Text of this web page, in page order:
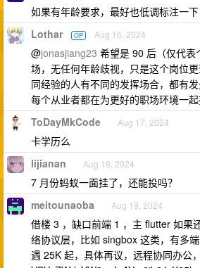
如果有年龄要求，最好也低调标注一下
Lothar OP Aug 16, 2024
@jonasjiang23 希望是 90 后（仅代表
场，无任何年龄歧视，只是这个岗位
同经验的人有不同的发挥场合，都有
每个从业者都在为更好的职场环境一起
ToDayMkCode Aug 17, 2024
卡学历么
lijianan Aug 18, 2024
7 月份蚂蚁一面挂了，还能投吗？
meitounaoba Aug 19, 2024
借楼 3 ，缺口前端 1 ，主 flutter 如果
络协议层，比如 singbox 这类，有多
遇 25K 起，具体再议，远程协同办公